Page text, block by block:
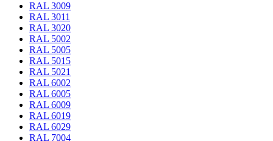
RAL 3009
RAL 3011
RAL 3020
RAL 5002
RAL 5005
RAL 5015
RAL 5021
RAL 6002
RAL 6005
RAL 6009
RAL 6019
RAL 6029
RAL 7004